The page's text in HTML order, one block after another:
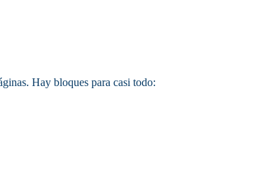
Hay bloques para casi todo: